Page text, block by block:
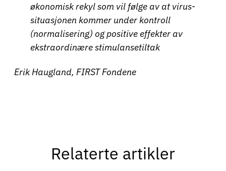
økonomisk rekyl som vil følge av at virus-
situasjonen kommer under kontroll
(normalisering) og positive effekter av
ekstraordinære stimulansetiltak
Erik Haugland, FIRST Fondene
Relaterte artikler